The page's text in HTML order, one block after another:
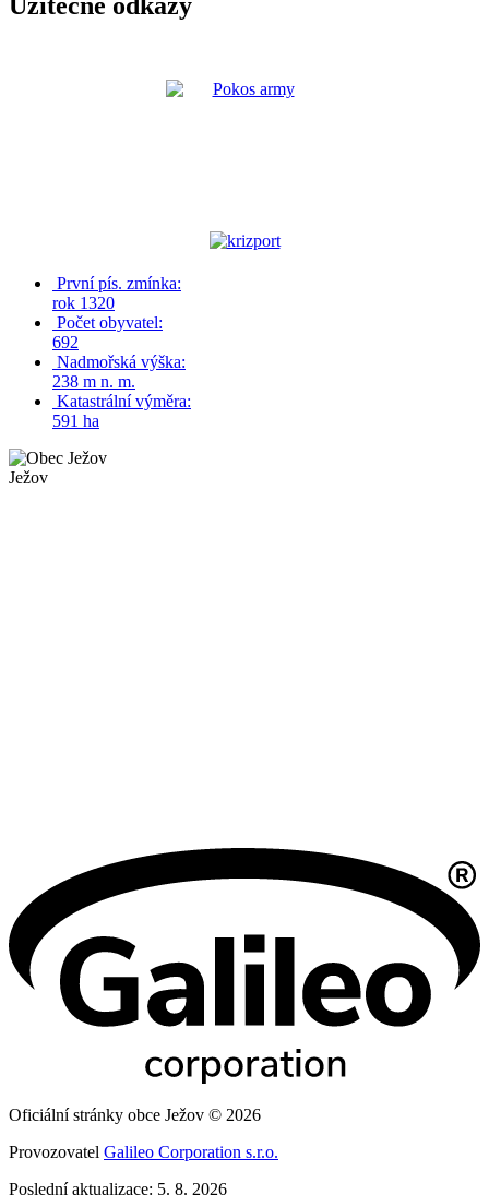
První pís. zmínka:
rok 1320
Počet obyvatel:
692
Nadmořská výška:
238 m n. m.
Katastrální výměra:
591 ha
Ježov
Oficiální stránky obce Ježov © 2026
Provozovatel Galileo Corporation s.r.o.
Poslední aktualizace: 5. 8. 2026